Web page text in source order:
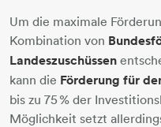
Um die maximale
Kombination von
Landeszuschüssen
kann die Förderung für
bis zu 75 % der
Möglichkeit setzt